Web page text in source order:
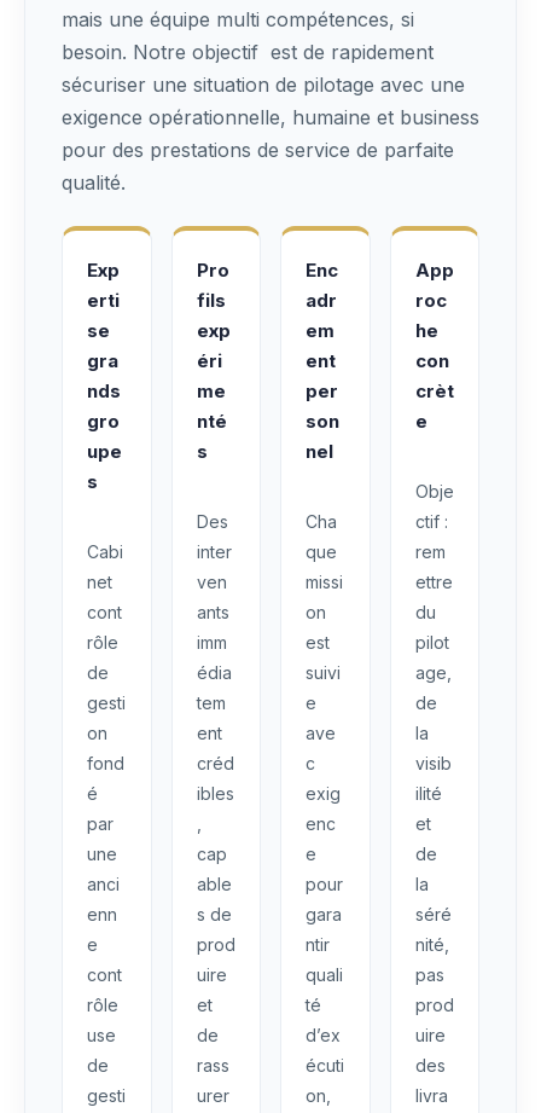
mais une équipe multi compétences, si
besoin. Notre objectif est de rapidement
sécuriser une situation de pilotage avec une
exigence opérationnelle, humaine et business
pour des prestations de service de parfaite
qualité.
Exp
erti
se
gra
nds
gro
upe
s
Cabi
net
cont
rôle
de
gesti
on
fond
é
par
une
anci
enn
e
cont
rôle
use
de
gesti
Pro
fils
exp
éri
me
nté
s
Des
inter
ven
ants
imm
édia
tem
ent
créd
ibles
cap
able
s de
prod
uire
et
de
rass
urer
Enc
adr
em
ent
per
son
nel
Cha
que
missi
on
est
suivi
e
ave
c
exig
enc
e
pour
gara
ntir
quali
té
d’ex
écuti
on,
App
roc
he
con
crèt
e
Obje
ctif :
rem
ettre
du
pilot
age,
de
la
visib
ilité
et
de
la
séré
nité,
pas
prod
uire
des
livra